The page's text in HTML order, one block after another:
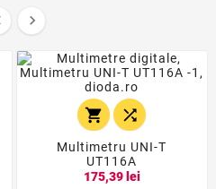

 
Multimetru UNI-T
UT116A
175,39 lei